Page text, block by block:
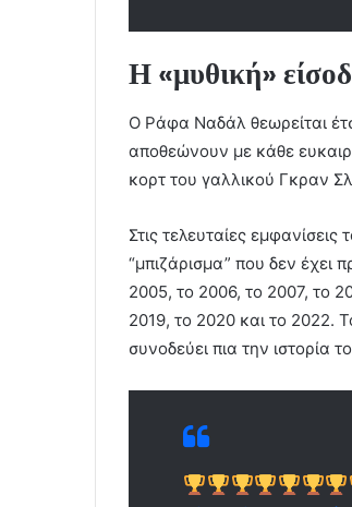
Η «μυθική»
Ο Ράφα Ναδάλ θεωρείται
αποθεώνουν με κάθε
κορτ του γαλλικού Γκραν
Στις τελευταίες
“μπιζάρισμα” που δεν έχει
2005, το 2006, το 2007, το
2019, το 2020 και το 2022.
συνοδεύει πια την